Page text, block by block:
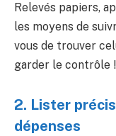
Relevés papiers,
les moyens de
vous de trouver
garder le contrôle !
2. Lister
dépenses